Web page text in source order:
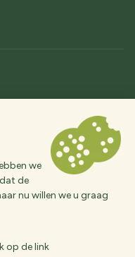
Des questions ?